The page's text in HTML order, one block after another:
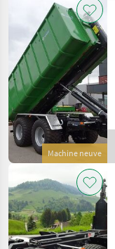
Machine neuve